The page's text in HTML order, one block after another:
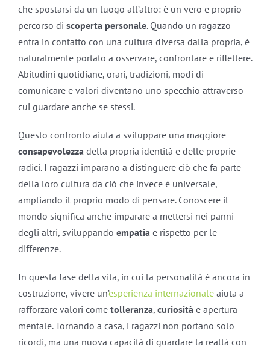
che spostarsi da un luogo all’altro: è un vero e proprio
percorso di scoperta personale. Quando un ragazzo
entra in contatto con una cultura diversa dalla propria, è
naturalmente portato a osservare, confrontare e riflettere.
Abitudini quotidiane, orari, tradizioni, modi di
comunicare e valori diventano uno specchio attraverso
cui guardare anche se stessi.
Questo confronto aiuta a sviluppare una maggiore
consapevolezza della propria identità e delle proprie
radici. I ragazzi imparano a distinguere ciò che fa parte
della loro cultura da ciò che invece è universale,
ampliando il proprio modo di pensare. Conoscere il
mondo significa anche imparare a mettersi nei panni
degli altri, sviluppando empatia e rispetto per le
differenze.
In questa fase della vita, in cui la personalità è ancora in
costruzione, vivere un’esperienza internazionaleaiuta a
rafforzare valori come tolleranza, curiosità e apertura
mentale. Tornando a casa, i ragazzi non portano solo
ricordi, ma una nuova capacità di guardare la realtà con